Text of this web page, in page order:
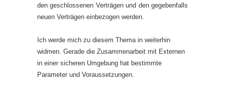
den geschlossenen Verträgen und den gegebenfalls
neuen Verträgen einbezogen werden.
Ich werde mich zu diesem Thema in weiterhin
widmen. Gerade die Zusammenarbeit mit Externen
in einer sicheren Umgebung hat bestimmte
Parameter und Voraussetzungen.